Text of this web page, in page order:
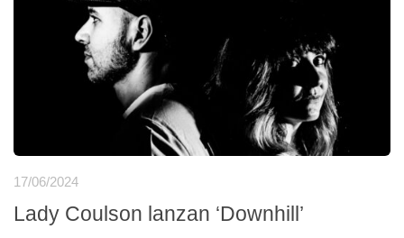
17/06/2024
Lady Coulson lanzan ‘Downhill’